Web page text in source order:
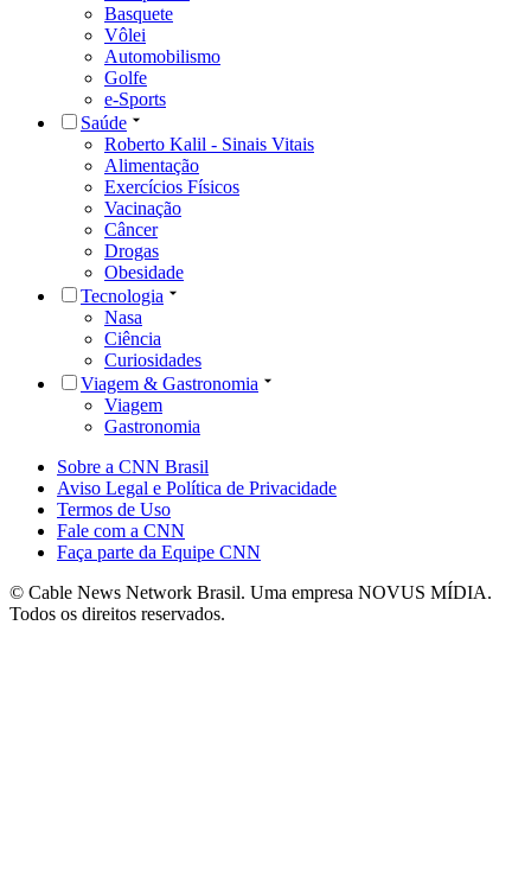
Basquete
Vôlei
Automobilismo
Golfe
e-Sports
Saúde
Roberto Kalil - Sinais Vitais
Alimentação
Exercícios Físicos
Vacinação
Câncer
Drogas
Obesidade
Tecnologia
Nasa
Ciência
Curiosidades
Viagem & Gastronomia
Viagem
Gastronomia
Sobre a CNN Brasil
Aviso Legal e Política de Privacidade
Termos de Uso
Fale com a CNN
Faça parte da Equipe CNN
© Cable News Network Brasil. Uma empresa NOVUS MÍDIA.
Todos os direitos reservados.